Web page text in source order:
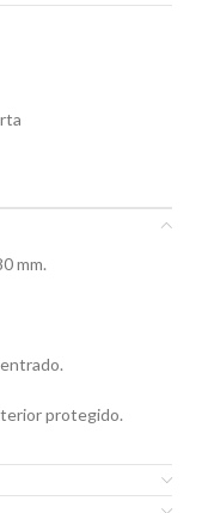
mm.
protegido.